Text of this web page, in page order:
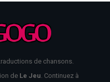
de chansons.
de Le Jeu. Continuez à